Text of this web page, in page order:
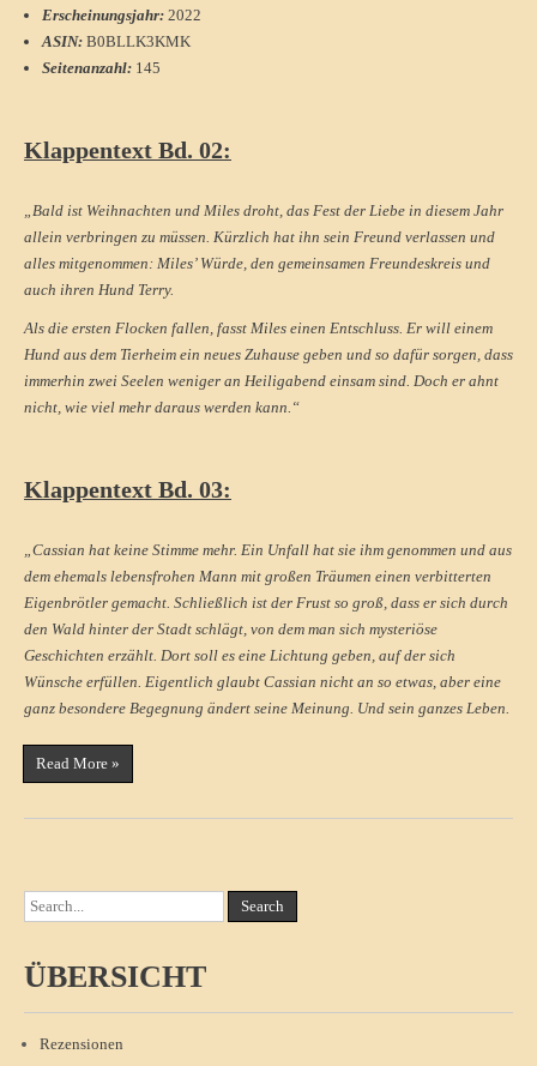
Erscheinungsjahr: 2022
ASIN: B0BLLK3KMK
Seitenanzahl: 145
Klappentext Bd. 02:
„Bald ist Weihnachten und Miles droht, das Fest der Liebe in diesem Jahr
allein verbringen zu müssen. Kürzlich hat ihn sein Freund verlassen und
alles mitgenommen: Miles’ Würde, den gemeinsamen Freundeskreis und
auch ihren Hund Terry.
Als die ersten Flocken fallen, fasst Miles einen Entschluss. Er will einem
Hund aus dem Tierheim ein neues Zuhause geben und so dafür sorgen, dass
immerhin zwei Seelen weniger an Heiligabend einsam sind. Doch er ahnt
nicht, wie viel mehr daraus werden kann.“
Klappentext Bd. 03:
„Cassian hat keine Stimme mehr. Ein Unfall hat sie ihm genommen und aus
dem ehemals lebensfrohen Mann mit großen Träumen einen verbitterten
Eigenbrötler gemacht. Schließlich ist der Frust so groß, dass er sich durch
den Wald hinter der Stadt schlägt, von dem man sich mysteriöse
Geschichten erzählt. Dort soll es eine Lichtung geben, auf der sich
Wünsche erfüllen. Eigentlich glaubt Cassian nicht an so etwas, aber eine
ganz besondere Begegnung ändert seine Meinung. Und sein ganzes Leben.
Read More »
ÜBERSICHT
Rezensionen